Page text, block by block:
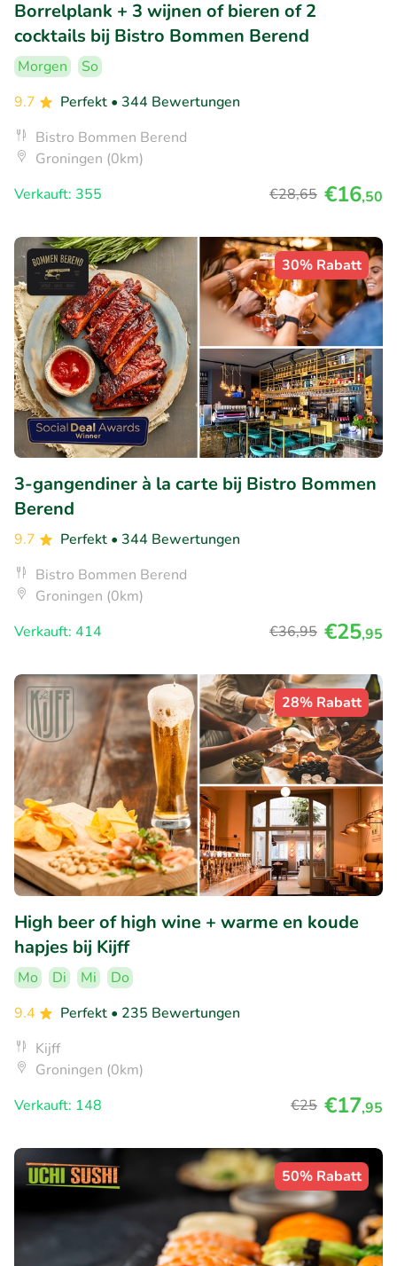
Borrelplank + 3 wijnen of bieren of 2
cocktails bij Bistro Bommen Berend
Morgen
So
9.7
Perfekt • 344 Bewertungen
Bistro Bommen Berend
Groningen (0km)
Verkauft: 355
€28,65 €16,50
30% Rabatt
3-gangendiner à la carte bij Bistro Bommen
Berend
9.7 Perfekt • 344 Bewertungen
Bistro Bommen Berend
Groningen (0km)
Verkauft: 414
€36,95 €25,95
28% Rabatt
High beer of high wine + warme en koude
hapjes bij Kijff
Mo Di Mi
Do
9.4
Perfekt • 235 Bewertungen
Kijff
Groningen (0km)
Verkauft: 148
€25 €17,95
50% Rabatt